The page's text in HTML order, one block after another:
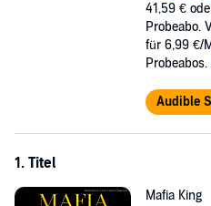
Note: This bundle contains
Mafia King (Michael & Karma)
Mafia Queen (Michael & Karma)
A Very Mafia Christmas (Christian
Mafia Crown (Axel & Theresa)
Mafia Bride (Massimo & Olivia)
Mafia Lúst (JJ & Lena)
41,59 €
Probeabo.
für 6,99 €/
Probeabos.
Audible
1. Titel
Mafia King